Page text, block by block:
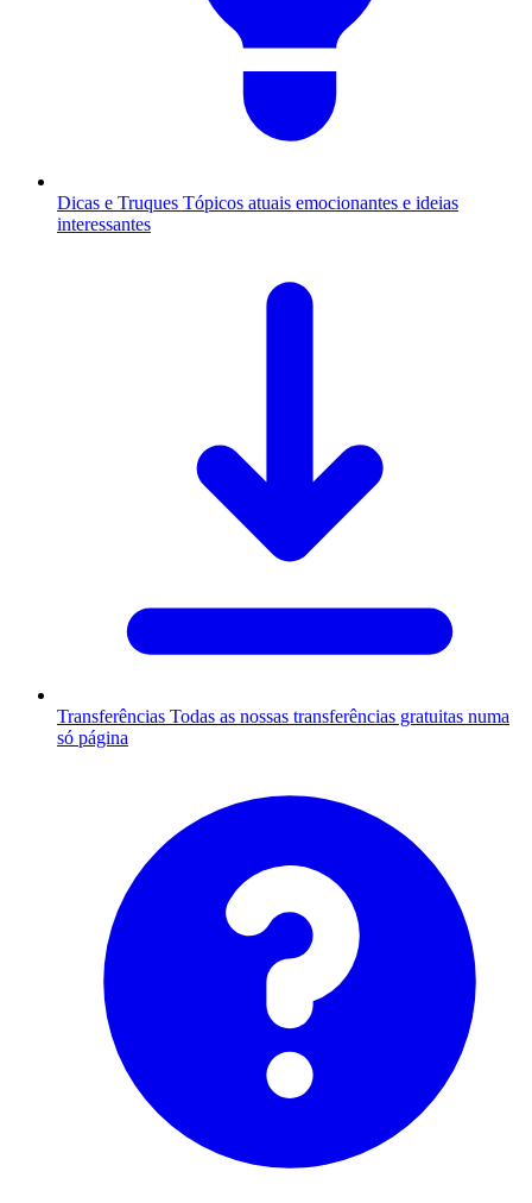
Dicas e Truques Tópicos atuais emocionantes e ideias
interessantes
Transferências Todas as nossas transferências gratuitas numa
só página